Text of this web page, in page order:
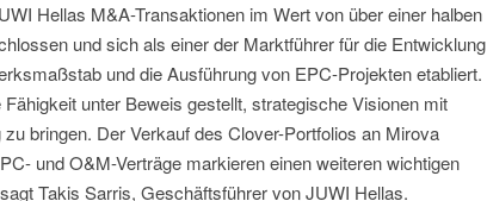
Hellas M&A-Transaktionen im Wert von über einer halben
und sich als einer der Marktführer für die Entwicklung
und die Ausführung von EPC-Projekten etabliert.
unter Beweis gestellt, strategische Visionen mit
bringen. Der Verkauf des Clover-Portfolios an Mirova
und O&M-Verträge markieren einen weiteren wichtigen
Takis Sarris, Geschäftsführer von JUWI Hellas.